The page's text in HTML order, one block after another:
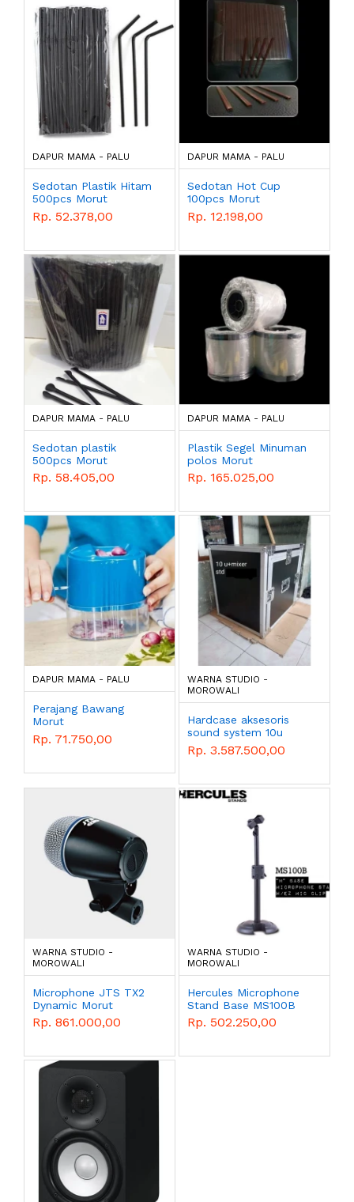
DAPUR MAMA - PALU
Sedotan Plastik Hitam
500pcs Morut
Rp. 52.378,00
DAPUR MAMA - PALU
Sedotan Hot Cup
100pcs Morut
Rp. 12.198,00
DAPUR MAMA - PALU
Sedotan plastik
500pcs Morut
Rp. 58.405,00
DAPUR MAMA - PALU
Plastik Segel Minuman
polos Morut
Rp. 165.025,00
DAPUR MAMA - PALU
Perajang Bawang
Morut
Rp. 71.750,00
WARNA STUDIO -
MOROWALI
Hardcase aksesoris
sound system 10u
Morut
Rp. 3.587.500,00
WARNA STUDIO -
MOROWALI
Microphone JTS TX2
Dynamic Morut
Rp. 861.000,00
WARNA STUDIO -
MOROWALI
Hercules Microphone
Stand Base MS100B
Morut
Rp. 502.250,00